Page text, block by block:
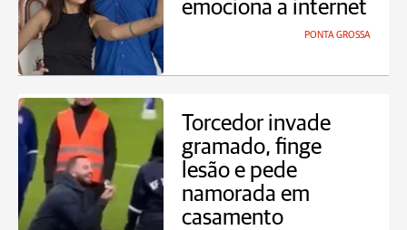
emociona a internet
PONTA GROSSA
Torcedor invade
gramado, finge
lesão e pede
namorada em
casamento